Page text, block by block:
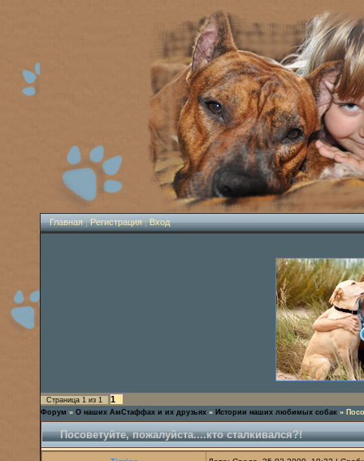
Главная|Регистрация|Вход
Страница 1 из 1 1
Форум » О наших АмСтаффах и их друзьях » Истории наших любимых собак »
Посоветуйте, пожалуйста....кто сталкивался?!